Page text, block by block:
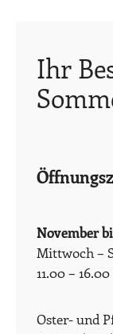
Ihr
November
Mittwoch –
11.00 –
Oster- und